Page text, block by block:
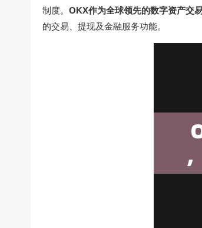
制度。 OKX作为全球领先的数字资产交
的交易、提现及金融服务功能。